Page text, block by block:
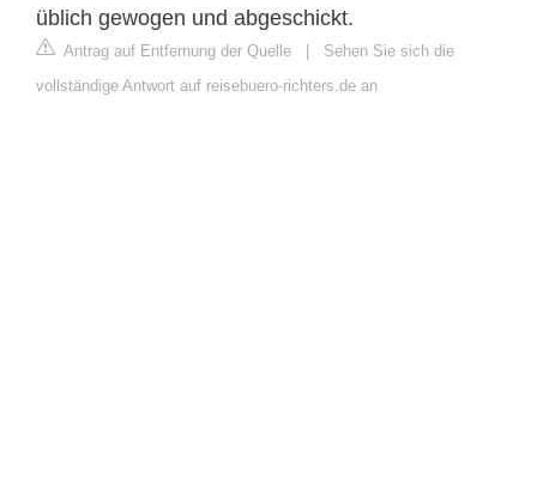
üblich gewogen und abgeschickt.
Antrag auf Entfernung der Quelle
Sehen Sie sich die
vollständige Antwort auf reisebuero-richters.de an